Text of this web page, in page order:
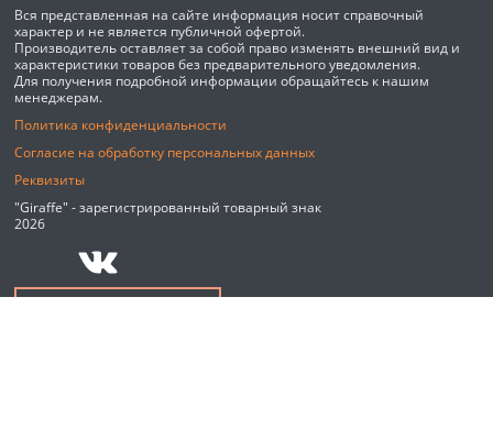
Вся представленная на сайте информация носит справочный
характер и не является публичной офертой.
Производитель оставляет за собой право изменять внешний вид и
характеристики товаров без предварительного уведомления.
Для получения подробной информации обращайтесь к нашим
менеджерам.
Политика конфиденциальности
Согласие на обработку персональных данных
Реквизиты
"Giraffe" - зарегистрированный товарный знак
2026